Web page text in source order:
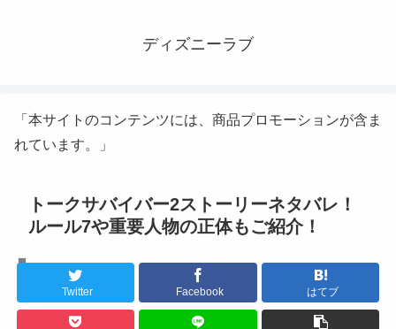
ディズニーラブ
「本サイトのコンテンツには、商品プロモーションが含ま
れています。」
トークサバイバー2ストーリーネタバレ！
ルール7や重要人物の正体もご紹介！
Twitter Facebook はてブ